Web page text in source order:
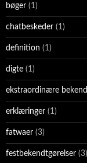
bøger (1)
chatbeskeder (1)
definition (1)
digte (1)
ekstraordinære
erklæringer (1)
fatwaer (3)
festbekendtgørelser (3)